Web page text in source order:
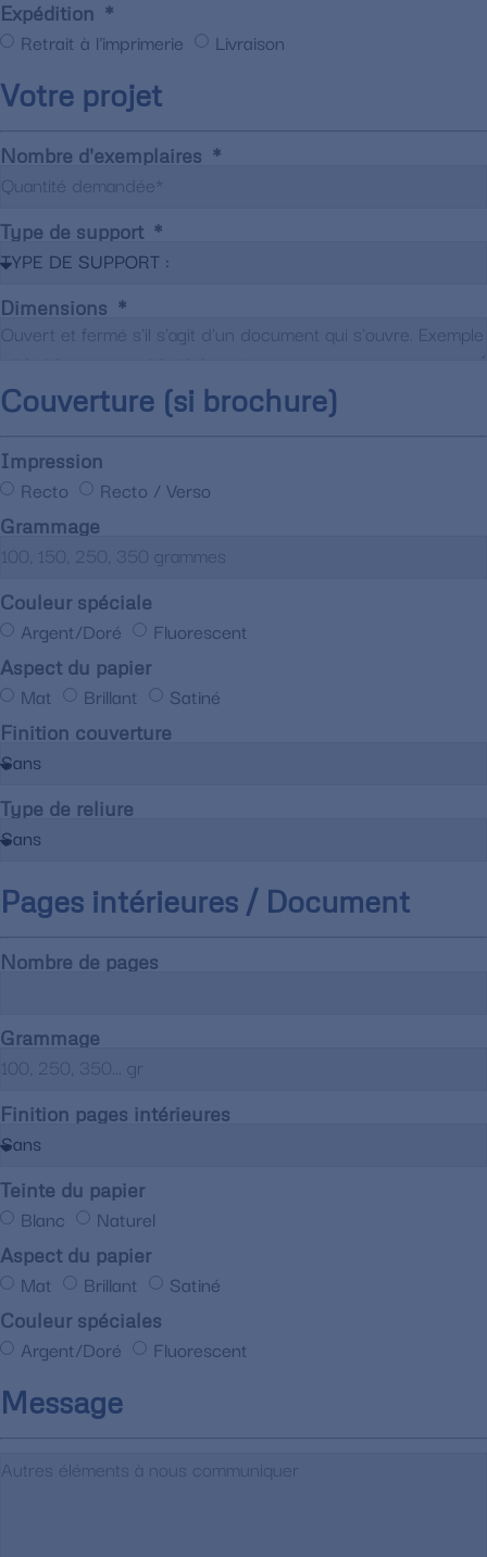
Expédition
Retrait à l'imprimerie Livraison
Votre projet
Nombre d'exemplaires
Type de support
Dimensions
Couverture (si brochure)
Impression
Recto Recto / Verso
Grammage
Couleur spéciale
Argent/Doré Fluorescent
Aspect du papier
Mat Brillant Satiné
Finition couverture
Type de reliure
Pages intérieures / Document
Nombre de pages
Grammage
Finition pages intérieures
Teinte du papier
Blanc Naturel
Aspect du papier
Mat Brillant Satiné
Couleur spéciales
Argent/Doré Fluorescent
Message